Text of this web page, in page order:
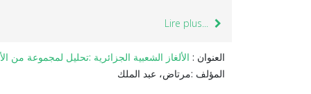
Lire plus...
العنوان : الألغاز الشعبية الجزائرية :تحليل لمجموعة من
المؤلف :مرتاض، عبد الملك